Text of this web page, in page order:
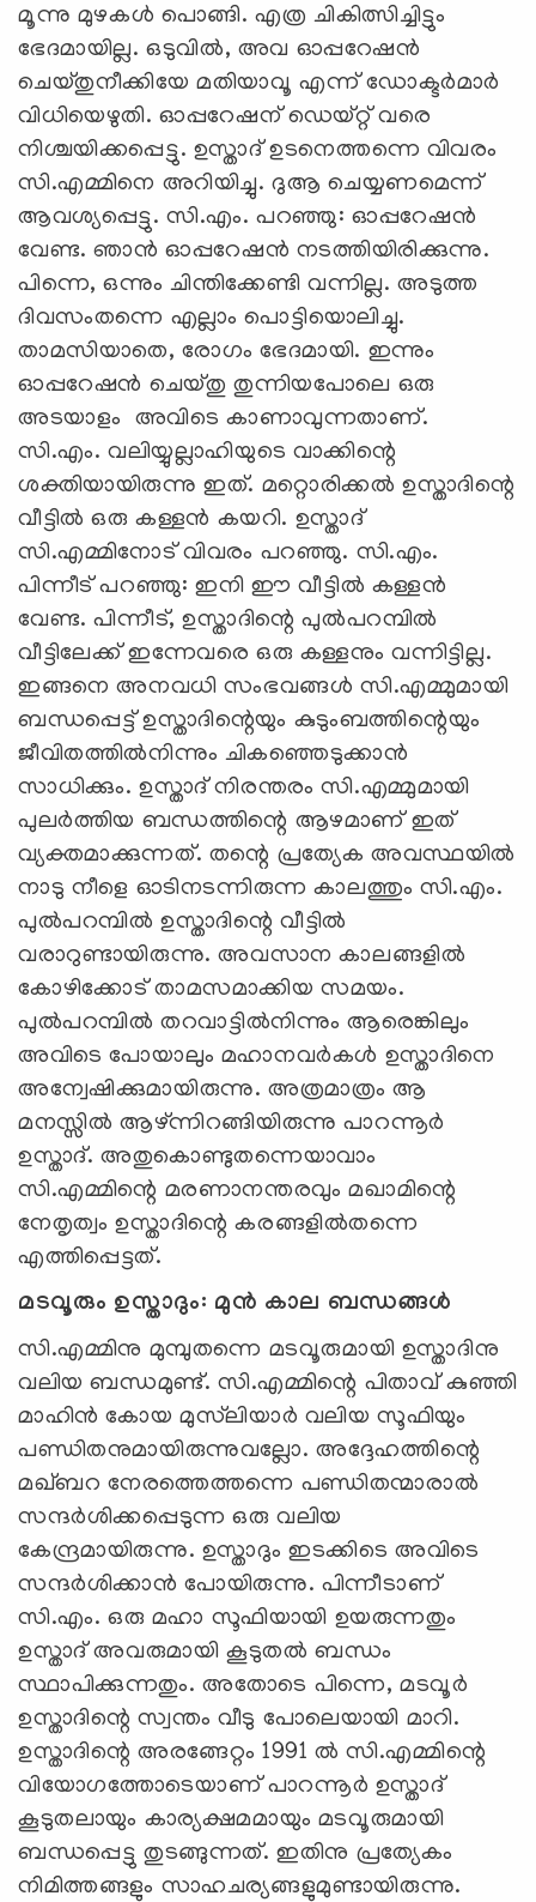
മൂന്നു മുഴകള്‍ പൊങ്ങി. എത്ര ചികിത്സിച്ചിട്ടും
ഭേദമായില്ല. ഒടുവില്‍, അവ ഓപ്പറേഷന്‍
ചെയ്തുനീക്കിയേ മതിയാവൂ എന്ന് ഡോക്ടര്‍മാര്‍
വിധിയെഴുതി. ഓപ്പറേഷന് ഡെയ്റ്റ് വരെ
നിശ്ചയിക്കപ്പെട്ടു. ഉസ്താദ് ഉടനെത്തന്നെ വിവരം
സി.എമ്മിനെ അറിയിച്ചു. ദുആ ചെയ്യണമെന്ന്
ആവശ്യപ്പെട്ടു. സി.എം. പറഞ്ഞു: ഓപ്പറേഷന്‍
വേണ്ട. ഞാന്‍ ഓപ്പറേഷന്‍ നടത്തിയിരിക്കുന്നു.
പിന്നെ, ഒന്നും ചിന്തിക്കേണ്ടി വന്നില്ല. അടുത്ത
ദിവസംതന്നെ എല്ലാം പൊട്ടിയൊലിച്ചു.
താമസിയാതെ, രോഗം ഭേദമായി. ഇന്നും
ഓപ്പറേഷന്‍ ചെയ്തു തുന്നിയപോലെ ഒരു
അടയാളം അവിടെ കാണാവുന്നതാണ്.
സി.എം. വലിയ്യുല്ലാഹിയുടെ വാക്കിന്റെ
ശക്തിയായിരുന്നു ഇത്. മറ്റൊരിക്കല്‍ ഉസ്താദിന്റെ
വീട്ടില്‍ ഒരു കള്ളന്‍ കയറി. ഉസ്താദ്
സി.എമ്മിനോട് വിവരം പറഞ്ഞു. സി.എം.
പിന്നീട് പറഞ്ഞു: ഇനി ഈ വീട്ടില്‍ കള്ളന്‍
വേണ്ട. പിന്നീട്, ഉസ്താദിന്റെ പുല്‍പറമ്പില്‍
വീട്ടിലേക്ക് ഇന്നേവരെ ഒരു കള്ളനും വന്നിട്ടില്ല.
ഇങ്ങനെ അനവധി സംഭവങ്ങള്‍ സി.എമ്മുമായി
ബന്ധപ്പെട്ട് ഉസ്താദിന്റെയും കുടുംബത്തിന്റെയും
ജീവിതത്തില്‍നിന്നും ചികഞ്ഞെടുക്കാന്‍
സാധിക്കും. ഉസ്താദ് നിരന്തരം സി.എമ്മുമായി
പുലര്‍ത്തിയ ബന്ധത്തിന്റെ ആഴമാണ് ഇത്
വ്യക്തമാക്കുന്നത്. തന്റെ പ്രത്യേക അവസ്ഥയില്‍
നാടു നീളെ ഓടിനടന്നിരുന്ന കാലത്തും സി.എം.
പുല്‍പറമ്പില്‍ ഉസ്താദിന്റെ വീട്ടില്‍
വരാറുണ്ടായിരുന്നു. അവസാന കാലങ്ങളില്‍
കോഴിക്കോട് താമസമാക്കിയ സമയം.
പുല്‍പറമ്പില്‍ തറവാട്ടില്‍നിന്നും ആരെങ്കിലും
അവിടെ പോയാലും മഹാനവര്‍കള്‍ ഉസ്താദിനെ
അന്വേഷിക്കുമായിരുന്നു. അത്രമാത്രം ആ
മനസ്സില്‍ ആഴ്ന്നിറങ്ങിയിരുന്നു പാറന്നൂര്‍
ഉസ്താദ്. അതുകൊണ്ടുതന്നെയാവാം
സി.എമ്മിന്റെ മരണാനന്തരവും മഖാമിന്റെ
നേതൃത്വം ഉസ്താദിന്റെ കരങ്ങളില്‍തന്നെ
എത്തിപ്പെട്ടത്.
മടവൂരും ഉസ്താദും: മുന്‍ കാല ബന്ധങ്ങള്‍
സി.എമ്മിനു മുമ്പുതന്നെ മടവൂരുമായി ഉസ്താദിനു
വലിയ ബന്ധമുണ്ട്. സി.എമ്മിന്റെ പിതാവ് കുഞ്ഞി
മാഹിന്‍ കോയ മുസ്‌ലിയാര്‍ വലിയ സൂഫിയും
പണ്ഡിതനുമായിരുന്നുവല്ലോ. അദ്ദേഹത്തിന്റെ
മഖ്ബറ നേരത്തെത്തന്നെ പണ്ഡിതന്മാരാല്‍
സന്ദര്‍ശിക്കപ്പെടുന്ന ഒരു വലിയ
കേന്ദ്രമായിരുന്നു. ഉസ്താദും ഇടക്കിടെ അവിടെ
സന്ദര്‍ശിക്കാന്‍ പോയിരുന്നു. പിന്നീടാണ്
സി.എം. ഒരു മഹാ സൂഫിയായി ഉയരുന്നതും
ഉസ്താദ് അവരുമായി കൂടുതല്‍ ബന്ധം
സ്ഥാപിക്കുന്നതും. അതോടെ പിന്നെ, മടവൂര്‍
ഉസ്താദിന്റെ സ്വന്തം വീടു പോലെയായി മാറി.
ഉസ്താദിന്റെ അരങ്ങേറ്റം 1991 ല്‍ സി.എമ്മിന്റെ
വിയോഗത്തോടെയാണ് പാറന്നൂര്‍ ഉസ്താദ്
കൂടുതലായും കാര്യക്ഷമമായും മടവൂരുമായി
ബന്ധപ്പെട്ടു തുടങ്ങുന്നത്. ഇതിനു പ്രത്യേകം
നിമിത്തങ്ങളും സാഹചര്യങ്ങളുമുണ്ടായിരുന്നു.